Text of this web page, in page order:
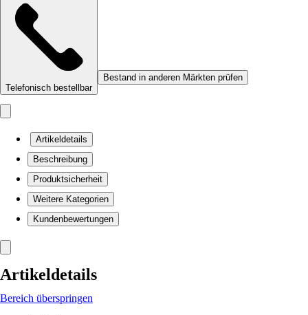
Telefonisch bestellbar
Bestand in anderen Märkten prüfen
Artikeldetails
Beschreibung
Produktsicherheit
Weitere Kategorien
Kundenbewertungen
Artikeldetails
Bereich überspringen